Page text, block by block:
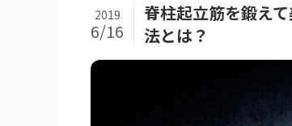
脊柱起立筋を鍛え
法とは？
2019
6/16